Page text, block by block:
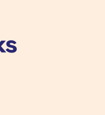
anzeigen